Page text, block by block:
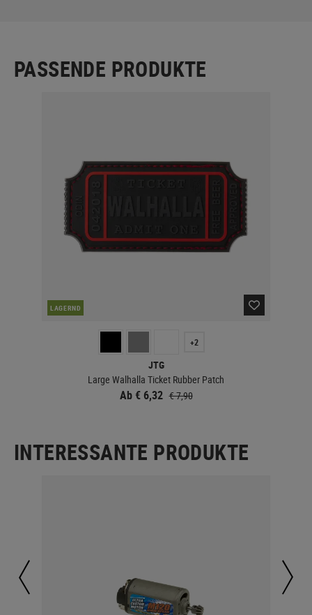
PASSENDE PRODUKTE
LAGERND
+2
JTG
Large Walhalla Ticket Rubber Patch
Ab € 6,32 € 7,90
INTERESSANTE PRODUKTE